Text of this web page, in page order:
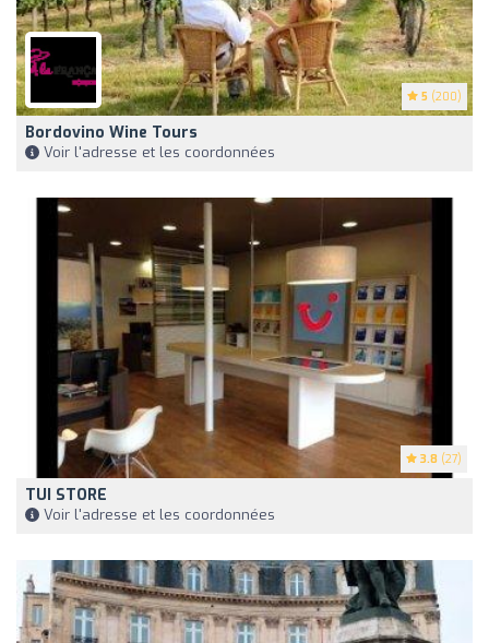
5 (200)
Bordovino Wine Tours
Voir l'adresse et les coordonnées
3.8 (27)
TUI STORE
Voir l'adresse et les coordonnées